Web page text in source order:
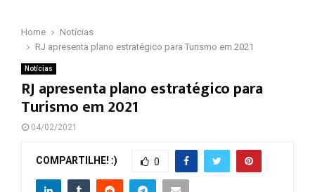
Home
Notícias
RJ apresenta plano estratégico para Turismo em 2021
Notícias
RJ apresenta plano estratégico para
Turismo em 2021
04/02/2021
COMPARTILHE! :) 0